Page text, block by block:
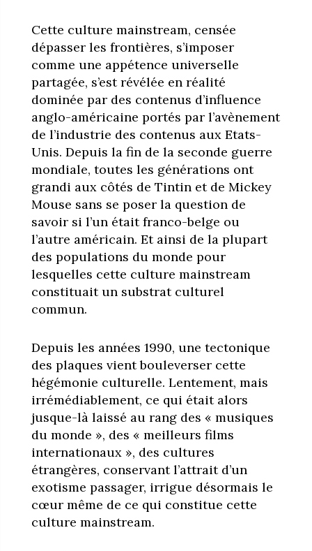
Cette culture mainstream, censée
dépasser les frontières, s’imposer
comme une appétence universelle
partagée, s’est révélée en réalité
dominée par des contenus d’influence
anglo-américaine portés par l’avènement
de l’industrie des contenus aux Etats-
Unis. Depuis la fin de la seconde guerre
mondiale, toutes les générations ont
grandi aux côtés de Tintin et de Mickey
Mouse sans se poser la question de
savoir si l’un était franco-belge ou
l’autre américain. Et ainsi de la plupart
des populations du monde pour
lesquelles cette culture mainstream
constituait un substrat culturel
commun.
Depuis les années 1990, une tectonique
des plaques vient bouleverser cette
hégémonie culturelle. Lentement, mais
irrémédiablement, ce qui était alors
jusque-là laissé au rang des « musiques
du monde », des « meilleurs films
internationaux », des cultures
étrangères, conservant l’attrait d’un
exotisme passager, irrigue désormais le
cœur même de ce qui constitue cette
culture mainstream.